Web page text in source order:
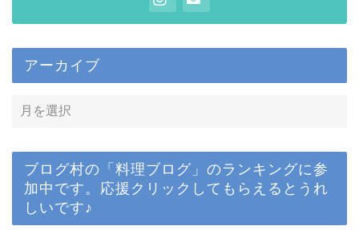
アーカイブ
ブログ村の「料理ブログ」のランキングに参
加中です。応援クリックしてもらえるとうれ
しいです♪